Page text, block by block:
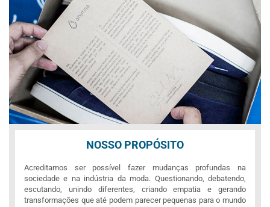
NOSSO PROPÓSITO
Acreditamos ser possível fazer mudanças profundas na
sociedade e na indústria da moda. Questionando, debatendo,
escutando, unindo diferentes, criando empatia e gerando
transformações que até podem parecer pequenas para o mundo